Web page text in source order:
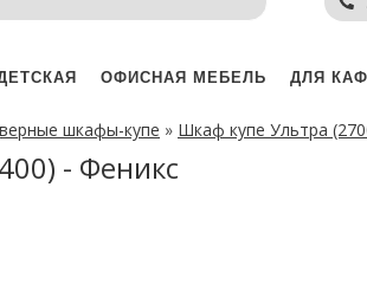
ОФИСНАЯ МЕБЕЛЬ ДЛЯ
шкафы-купе » Шкаф купе Ультра
- Феникс